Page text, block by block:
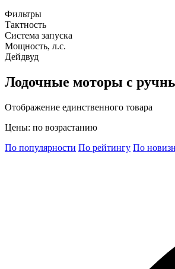
Фильтры
Тактность
Система запуска
Мощность, л.с.
Дейдвуд
Лодочные моторы с
Отображение единственного товара
Цены: по возрастанию
По популярности По рейтингу По